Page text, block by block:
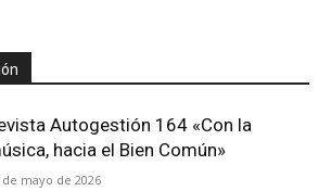
Autogestión 164 «Con la
hacia el Bien Común»
de mayo de 2026